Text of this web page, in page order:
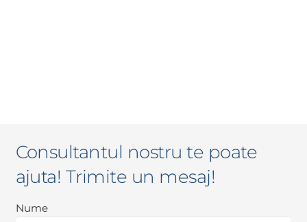
Consultantul nostru te poate
ajuta! Trimite un mesaj!
Nume
Nume